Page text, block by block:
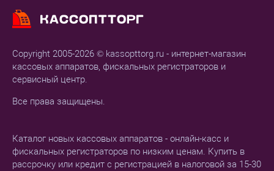
Copyright 2005-2026 © kassopttorg.ru - интернет-магазин
кассовых аппаратов, фискальных регистраторов и
сервисный центр.
Все права защищены.
Каталог новых кассовых аппаратов - онлайн-касс и
фискальных регистраторов по низким ценам. Купить в
рассрочку или кредит с регистрацией в налоговой за 15-30